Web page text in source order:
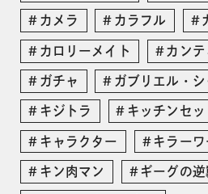
カメラ カラフル
カロリーメイト カンテ
ガチャ ガブリエル・シ
キジトラ キッチンセッ
キャラクター キラーワ
キン肉マン ギーグの逆